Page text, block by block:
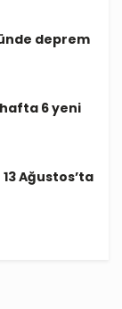
deprem
6 yeni
Ağustos’ta